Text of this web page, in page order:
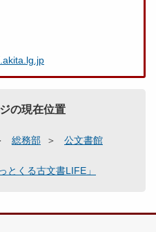
の現在位置
総務部
公文書館
とくる古文書LIFE」